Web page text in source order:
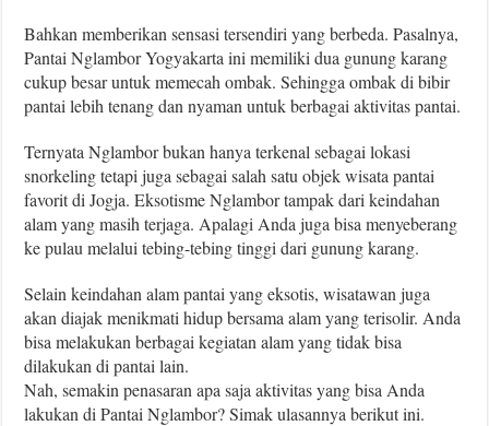
Bahkan memberikan sensasi tersendiri yang berbeda. Pasalnya,
Pantai Nglambor Yogyakarta ini memiliki dua gunung karang
cukup besar untuk memecah ombak. Sehingga ombak di bibir
pantai lebih tenang dan nyaman untuk berbagai aktivitas pantai.
Ternyata Nglambor bukan hanya terkenal sebagai lokasi
snorkeling tetapi juga sebagai salah satu objek wisata pantai
favorit di Jogja. Eksotisme Nglambor tampak dari keindahan
alam yang masih terjaga. Apalagi Anda juga bisa menyeberang
ke pulau melalui tebing-tebing tinggi dari gunung karang.
Selain keindahan alam pantai yang eksotis, wisatawan juga
akan diajak menikmati hidup bersama alam yang terisolir. Anda
bisa melakukan berbagai kegiatan alam yang tidak bisa
dilakukan di pantai lain.
Nah, semakin penasaran apa saja aktivitas yang bisa Anda
lakukan di Pantai Nglambor? Simak ulasannya berikut ini.